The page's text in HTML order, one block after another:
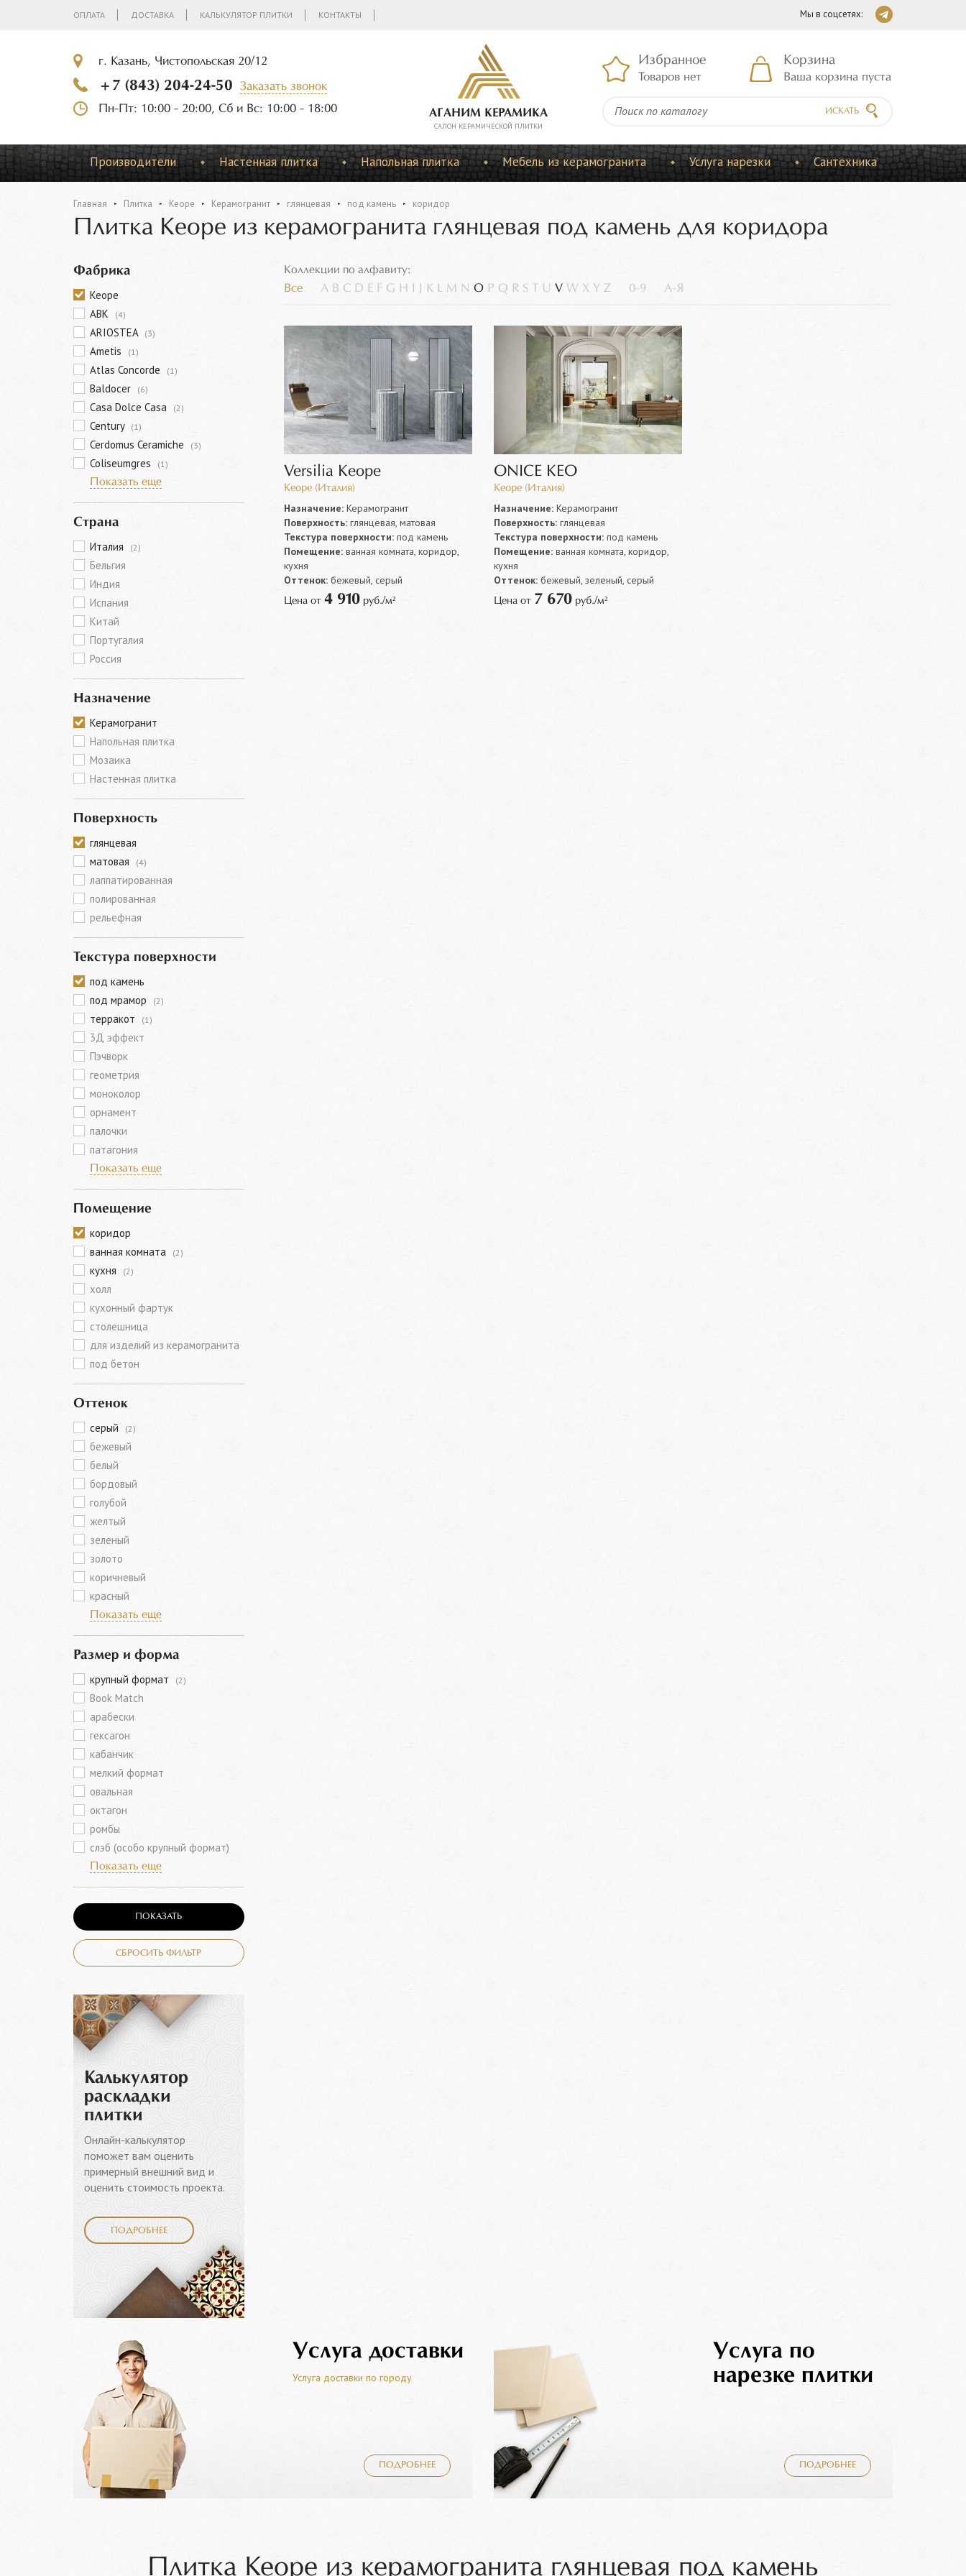
ОПЛАТА ДОСТАВКА КАЛЬКУЛЯТОР ПЛИТКИ КОНТАКТЫ Мы в соцсетях:
г. Казань, Чистопольская 20/12
+7 (843) 204-24-50
Заказать звонок
Пн-Пт: 10:00 - 20:00, Сб и Вс: 10:00 - 18:00
АГАНИМ КЕРАМИКА
CАЛОН КЕРАМИЧЕСКОЙ ПЛИТКИ
Избранное
Товаров нет
Корзина
Ваша корзина пуста
ИСКАТЬ
Производители Настенная плитка Напольная плитка Мебель из керамогранита Услуга нарезки Сантехника
Главная Плитка Keope Керамогранит глянцевая под камень коридор
Плитка Keope из керамогранита глянцевая под камень для коридора
Фабрика
Keope
ABK
(4)
ARIOSTEA (3)
Ametis (1)
Atlas Concorde (1)
Baldocer (6)
Casa Dolce Casa (2)
Century (1)
Cerdomus Ceramiche (3)
Coliseumgres
(1)
Показать еще
Страна
Италия (2)
Бельгия
Индия
Испания
Китай
Португалия
Россия
Назначение
Керамогранит
Напольная плитка
Мозаика
Настенная плитка
Поверхность
глянцевая
матовая
(4)
лаппатированная
полированная
рельефная
Текстура поверхности
под камень
под мрамор
(2)
терракот (1)
3Д эффект
Пэчворк
геометрия
моноколор
орнамент
палочки
патагония
Показать еще
Помещение
коридор
ванная комната
(2)
кухня (2)
холл
кухонный фартук
столешница
для изделий из керамогранита
под бетон
Оттенок
серый (2)
бежевый
белый
бордовый
голубой
желтый
зеленый
золото
коричневый
красный
Показать еще
Размер и форма
крупный формат (2)
Book Match
арабески
гексагон
кабанчик
мелкий формат
овальная
октагон
ромбы
слэб (особо крупный формат)
Показать еще
ПОКАЗАТЬ
СБРОСИТЬ ФИЛЬТР
Калькулятор
раскладки
плитки
Онлайн-калькулятор
поможет вам оценить
примерный внешний вид и
оценить стоимость проекта.
ПОДРОБНЕЕ
Коллекции по алфавиту:
Все A B C D E F G H K L M N O P Q R S U V W X Y Z 0-9 А-Я
Versilia Keope
Keope (Италия)
Назначение:Керамогранит
Поверхность:глянцевая, матовая
Текстура поверхности:под камень
Помещение:ванная комната, коридор,
кухня
Оттенок:бежевый, серый
Цена от 4 910руб./м²
ONICE KEO
Keope (Италия)
Назначение:Керамогранит
Поверхность:глянцевая
Текстура поверхности:под камень
Помещение:ванная комната, коридор,
кухня
Оттенок:бежевый, зеленый, серый
Цена от 7 670руб./м²
Услуга доставки
Услуга доставки по городу
ПОДРОБНЕЕ
Услуга по
нарезке плитки
ПОДРОБНЕЕ
Плитка Keope из керамогранита глянцевая под камень